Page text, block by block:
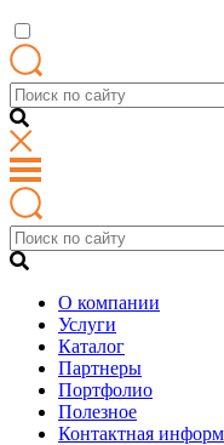
О компании
Услуги
Каталог
Партнеры
Портфолио
Полезное
Контактная